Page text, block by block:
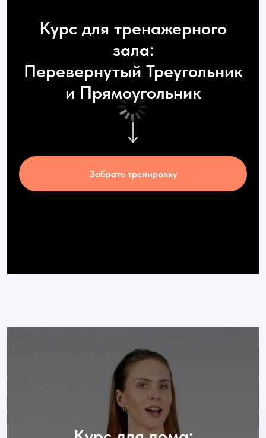
Курс для тренажерного
зала:
Перевернутый Треугольник
и Прямоугольник
Забрать тренировку